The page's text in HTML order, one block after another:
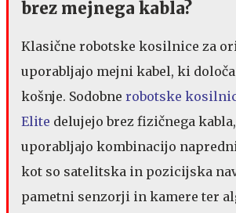
brez mejnega kabla?
Klasične robotske kosilnice za
uporabljajo mejni kabel, ki določa
košnje. Sodobne robotske
Elite delujejo brez fizičnega
uporabljajo kombinacijo
kot so satelitska in pozicijska
pametni senzorji in kamere ter